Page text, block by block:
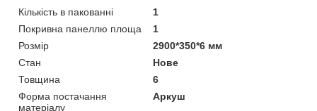
Кількість в пакованні
1
Покривна панеллю площа
1
Розмір
2900*350*6 мм
Стан
Нове
Товщина
6
Форма постачання
матеріалу
Аркуш